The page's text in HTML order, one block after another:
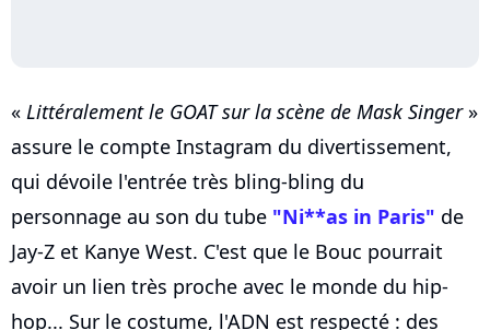
« Littéralement le GOAT sur la scène de Mask Singer»
assure le compte Instagram du divertissement,
qui dévoile l'entrée très bling-bling du
personnage au son du tube "Ni**as in Paris" de
Jay-Z et Kanye West. C'est que le Bouc pourrait
avoir un lien très proche avec le monde du hip-
hop... Sur le costume, l'ADN est respecté : des